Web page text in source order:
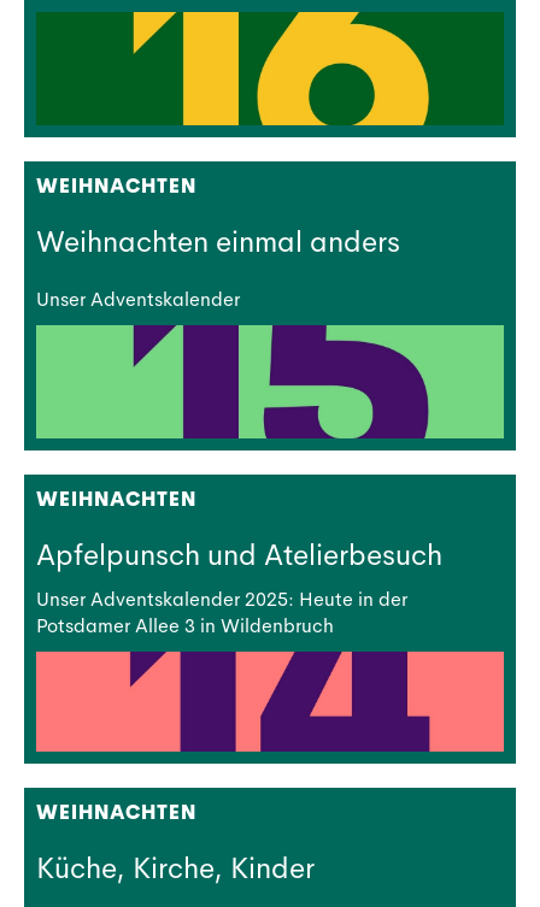
WEIHNACHTEN
Weihnachten einmal anders
Unser Adventskalender
WEIHNACHTEN
Apfelpunsch und Atelierbesuch
Unser Adventskalender 2025: Heute in der
Potsdamer Allee 3 in Wildenbruch
WEIHNACHTEN
Küche, Kirche, Kinder